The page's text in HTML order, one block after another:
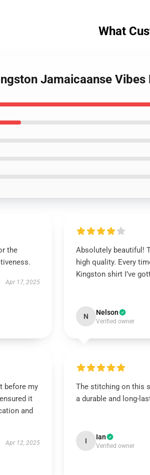
What
Jamaicaanse
the
Apr 17, 2025
Absolutely beautiful!
high quality. Every
Kingston shirt I’ve
N Nelson
Verified owner
before my
it
and
Apr 12, 2025
The stitching on this
a durable and long-
I Ian
Verified owner